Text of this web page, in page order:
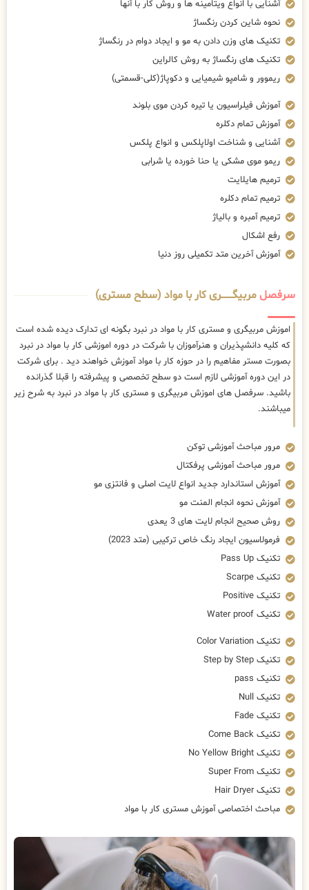
آشنایی با انواع ویتامینه ها و روش کار با آنها
نحوه شاین کردن رنگساژ
تکنیک های وزن دادن به مو و ایجاد دوام در رنگساژ
تکنیک های رنگساژ به روش کالراین
ریموور و شامپو شیمیایی و دکوپاژ(کلی-قسمتی)
آموزش فیلراسیون یا تیره کردن موی بلوند
آموزش تمام دکلره
آشنایی و شناخت اولاپلکس و انواع پلکس
ریمو موی مشکی یا حنا خورده یا شرابی
ترمیم هایلایت
ترمیم تمام دکلره
ترمیم آمبره و بالیاژ
رفع اشکال
آموزش آخرین متد تکمیلی روز دنیا
سرفصلمربیگــــــــری کار با مواد (سطح مستری)
اموزش مربیگری و مستری کار با مواد در نبرد بگونه ای تدارک دیده شده است
که کلیه دانشپذیران و هنرآموزان با شرکت در دوره اموزشی کار با مواد در نبرد
بصورت مستر مفاهیم را در حوزه کار با مواد آموزش خواهند دید . برای شرکت
در این دوره آموزشی لازم است دو سطح تخصصی و پیشرفته را قبلا گذرانده
باشید. سرفصل های اموزش مربیگری و مستری کار با مواد در نبرد به شرح زیر
میباشند.
مرور مباحث آموزشی توکن
مرور مباحث آموزشی پرفکتال
آموزش استاندارد جدید انواع لایت اصلی و فانتزی مو
آموزش نحوه انجام المنت مو
روش صحیح انجام لایت های 3 یعدی
فرمولاسیون ایجاد رنگ خاص ترکیبی (متد 2023)
تکنیک Pass Up
تکنیک Scarpe
تکنیک Positive
تکنیک Water proof
تکنیک Color Variation
تکنیک Step by Step
تکنیک pass
تکنیک Null
تکنیک Fade
تکنیک Come Back
تکنیک No Yellow Bright
تکنیک Super From
تکنیک Hair Dryer
مباحث اختصاصی آموزش مستری کار با مواد